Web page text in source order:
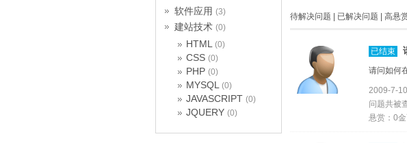
软件应用 (3)
建站技术 (0)
HTML (0)
CSS (0)
PHP (0)
MYSQL (0)
JAVASCRIPT (0)
JQUERY (0)
待解决问题 已解决问题 高悬
已结束
请问如何
2009-7-
问题共被
悬赏：0